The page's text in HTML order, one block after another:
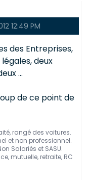
12:49 PM
des Entreprises,
deux
...
de ce point de
rangé des voitures.
et non professionnel.
Salariés et SASU.
mutuelle, retraite, RC